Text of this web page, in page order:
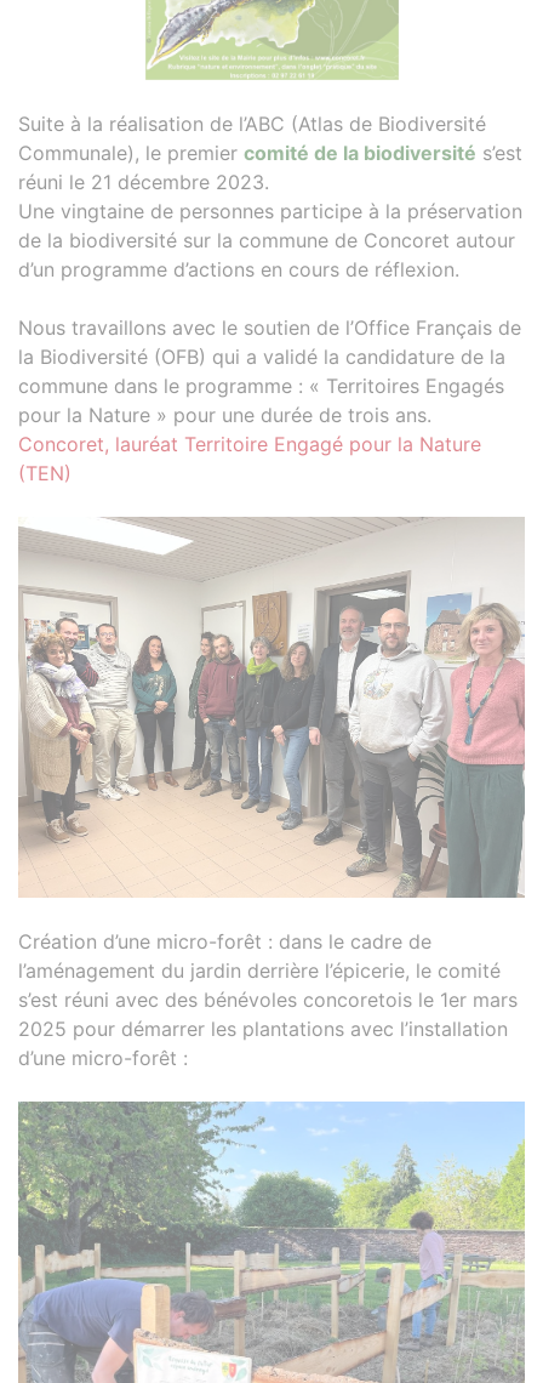
Suite à la réalisation de l’ABC (Atlas de Biodiversité
Communale), le premier comité de la biodiversité s’est
réuni le 21 décembre 2023.
Une vingtaine de personnes participe à la préservation
de la biodiversité sur la commune de Concoret autour
d’un programme d’actions en cours de réflexion.
Nous travaillons avec le soutien de l’Office Français de
la Biodiversité (OFB) qui a validé la candidature de la
commune dans le programme : « Territoires Engagés
pour la Nature » pour une durée de trois ans.
Concoret, lauréat Territoire Engagé pour la Nature
(TEN)
Création d’une micro-forêt : dans le cadre de
l’aménagement du jardin derrière l’épicerie, le comité
s’est réuni avec des bénévoles concoretois le 1er mars
2025 pour démarrer les plantations avec l’installation
d’une micro-forêt :